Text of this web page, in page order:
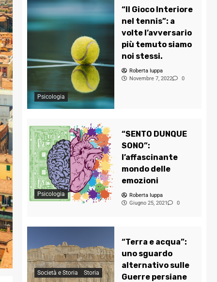
Psicologia
“Il Gioco Interiore
nel tennis”: a
volte l’avversario
più temuto siamo
noi stessi.
Roberta Iuppa
Novembre 7, 2022
0
Psicologia
“SENTO DUNQUE
SONO”:
l’affascinante
mondo delle
emozioni
Roberta Iuppa
Giugno 25, 2021
0
Società e Storia Storia
“Terra e acqua”:
uno sguardo
alternativo sulle
Guerre persiane